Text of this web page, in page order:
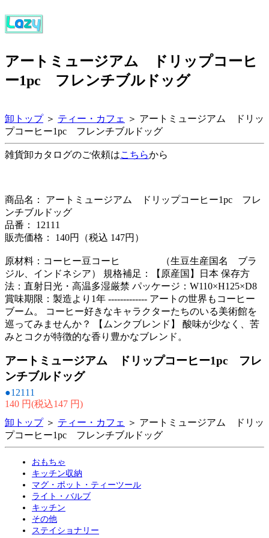
アートミュージアム ドリップコーヒ
ー1pc フレンチブルドッグ
卸トップ＞ ティー・カフェ
＞ アートミュージアム ドリッ
プコーヒー1pc フレンチブルドッグ
雑貨卸カタログのご依頼はこちらから
商品名： アートミュージアム ドリップコーヒー1pc フレ
ンチブルドッグ
品番： 12111
販売価格： 140円（税込 147円）
原材料：コーヒー豆コーヒ （生豆生産国名 ブラ
ジル、インドネシア） 規格補足：【原産国】日本 保存方
法：直射日光・高温多湿厳禁 パッケージ：W110×H125×D8
賞味期限：製造より1年 ------------- アートの世界もコーヒー
ブーム。 コーヒー好きなキャラクターたちのいる美術館を
巡ってみませんか？ 【ムンクブレンド】 酸味が少なく、苦
みとコクが特徴的な香り豊かなブレンド。
アートミュージアム ドリップコーヒー1pc フレ
ンチブルドッグ
●12111
140 円(税込147 円)
卸トップ＞ ティー・カフェ
＞ アートミュージアム ドリッ
プコーヒー1pc フレンチブルドッグ
おもちゃ
キッチン収納
マグ・ポット・ティーツール
ライト・バルブ
キッチン
その他
ステイショナリー